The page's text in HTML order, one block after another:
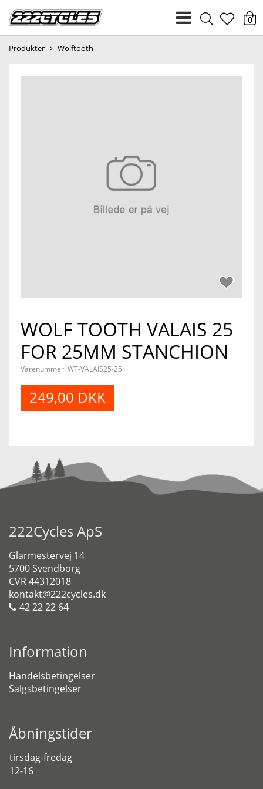
heart
0
Produkter Wolftooth
WOLF TOOTH VALAIS 25
FOR 25MM STANCHION
Varenummer: WT-VALAIS25-25
249,00 DKK
222Cycles ApS
Glarmestervej 14
5700 Svendborg
CVR 44312018
kontakt@222cycles.dk
42 22 22 64
Information
Handelsbetingelser
Salgsbetingelser
Åbningstider
tirsdag-fredag
12-16